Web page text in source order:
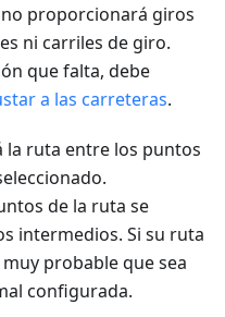
proporcionará giros
ni carriles de giro.
que falta, debe
a las carreteras.
la ruta entre los puntos
de la ruta se
intermedios. Si su ruta
probable que sea
configurada.